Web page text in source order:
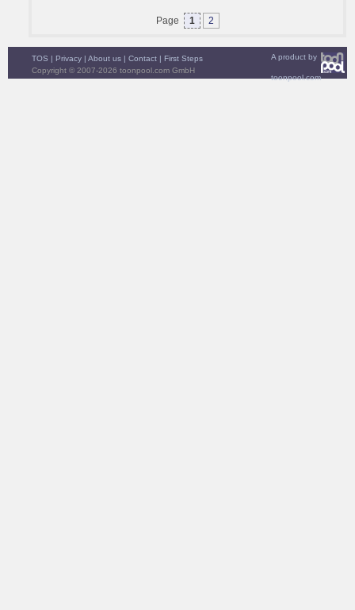
Page 1 2
A product by
toonpool.com
TOS | Privacy | About us | Contact | First Steps
Copyright © 2007-2026 toonpool.com GmbH